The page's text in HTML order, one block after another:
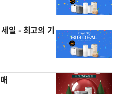
일 - 최고의 기